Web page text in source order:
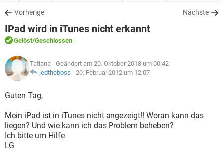
WINDOWS 10
WHATSAPP TIKTOK
FACEBOOK
SPIELE STREAMING
WINDOWS 10
WHATSAPP
FACEBOOK HARDWARE
DOWNLOADS
SPIELE STREAMING
ANDROID
WINDOWS 10 INSTAGRAM
WHATSAPP
FACEBOOK
FORUM
SPIELE
ANDROID IOS
FACEBOOK HARDWARE
LEXIKON
SPIELE
ANDROID
WINDOWS 10 INSTAGRAM
WHATSAPP
FACEBOOK
Vorherige Nächste
IPad wird in iTunes nicht erkannt
Gelöst/Geschlossen
Tatiana - Geändert am 20. Oktober 2018 um 00:42
jedtheboss - 20. Februar 2012 um 12:07
Guten Tag,
Mein iPad ist in iTunes nicht angezeigt!! Woran kann das
liegen? Und wie kann ich das Problem beheben?
Ich bitte um Hilfe
LG